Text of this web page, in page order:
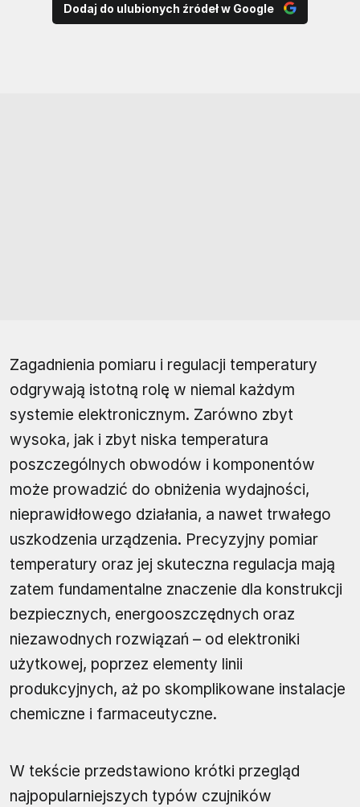
Dodaj do ulubionych źródeł w Google
Zagadnienia pomiaru i regulacji temperatury
odgrywają istotną rolę w niemal każdym
systemie elektronicznym. Zarówno zbyt
wysoka, jak i zbyt niska temperatura
poszczególnych obwodów i komponentów
może prowadzić do obniżenia wydajności,
nieprawidłowego działania, a nawet trwałego
uszkodzenia urządzenia. Precyzyjny pomiar
temperatury oraz jej skuteczna regulacja mają
zatem fundamentalne znaczenie dla konstrukcji
bezpiecznych, energooszczędnych oraz
niezawodnych rozwiązań – od elektroniki
użytkowej, poprzez elementy linii
produkcyjnych, aż po skomplikowane instalacje
chemiczne i farmaceutyczne.
W tekście przedstawiono krótki przegląd
najpopularniejszych typów czujników